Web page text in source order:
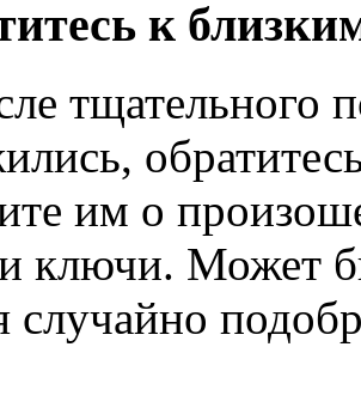
к
тщательного
им о
ключи. Может